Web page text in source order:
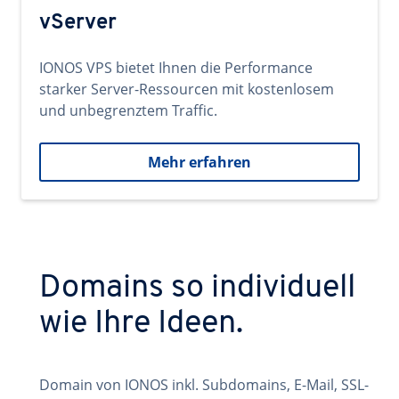
vServer
IONOS VPS bietet Ihnen die Performance
starker Server-Ressourcen mit kostenlosem
und unbegrenztem Traffic.
Mehr erfahren
Domains so individuell
wie Ihre Ideen.
Domain von IONOS inkl. Subdomains, E-Mail, SSL-